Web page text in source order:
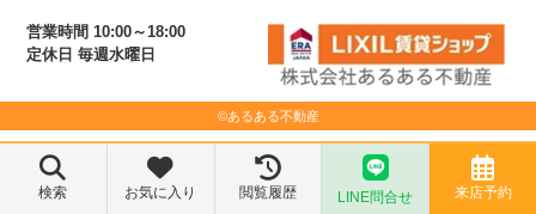
営業時間 10:00～18:00
定休日 毎週水曜日
©あるある不動産
検索 お気に入り 閲覧履歴 LINE問合せ 来店予約